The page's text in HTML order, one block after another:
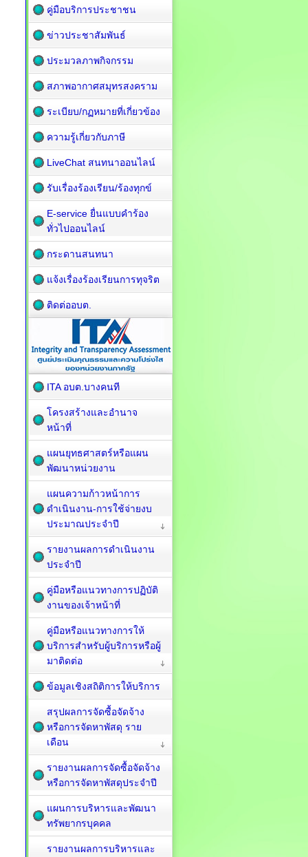
คู่มือบริการประชาชน
ข่าวประชาสัมพันธ์
ประมวลภาพกิจกรรม
สภาพอากาศสมุทรสงคราม
ระเบียบ/กฏหมายที่เกี่ยวข้อง
ความรู้เกี่ยวกับภาษี
LiveChat สนทนาออนไลน์
รับเรื่องร้องเรียน/ร้องทุกข์
E-service ยื่นแบบคำร้อง
ทั่วไปออนไลน์
กระดานสนทนา
แจ้งเรื่องร้องเรียนการทุจริต
ติดต่ออบต.
ITA อบต.บางคนที
โครงสร้างและอำนาจ
หน้าที่
แผนยุทธศาสตร์หรือแผน
พัฒนาหน่วยงาน
แผนความก้าวหน้าการ
ดำเนินงาน-การใช้จ่ายงบ
ประมาณประจำปี
รายงานผลการดำเนินงาน
ประจำปี
คู่มือหรือแนวทางการปฏิบัติ
งานของเจ้าหน้าที่
คู่มือหรือแนวทางการให้
บริการสำหรับผู้บริการหรือผู้
มาติดต่อ
ข้อมูลเชิงสถิติการให้บริการ
สรุปผลการจัดซื้อจัดจ้าง
หรือการจัดหาพัสดุ ราย
เดือน
รายงานผลการจัดซื้อจัดจ้าง
หรือการจัดหาพัสดุประจำปี
แผนการบริหารและพัฒนา
ทรัพยากรบุคคล
รายงานผลการบริหารและ